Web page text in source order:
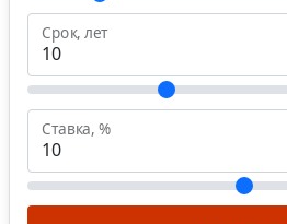
Срок, лет
Ставка, %